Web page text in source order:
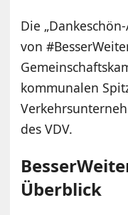
Die
von
kommunalen
des VDV.
Überblick